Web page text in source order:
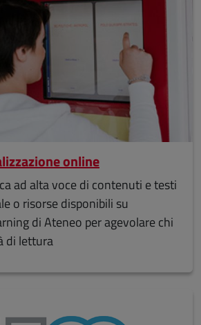
online
ad alta voce di contenuti e testi
o risorse disponibili su
di Ateneo per agevolare chi
di lettura